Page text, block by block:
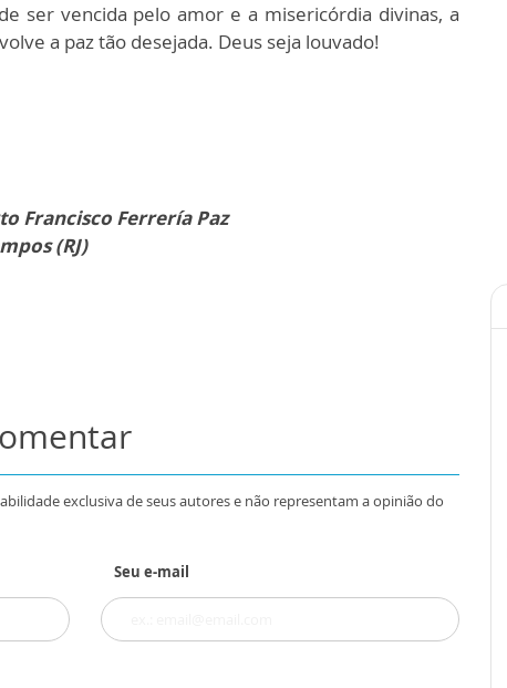
ser vencida pelo amor e a misericórdia divinas, a
a paz tão desejada. Deus seja louvado!
Francisco Ferrería Paz
(RJ)
exclusiva de seus autores e não representam a opinião do
Seu e-mail